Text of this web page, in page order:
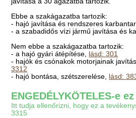
Ebbe a szakágazatba tartozik:
- hajó javítása és rendszeres
- a szabadidős vízi jármű javítása és
Nem ebbe a szakágazatba tartozik:
- a hajó gyári átépítése, lásd: 301
- hajók és csónakok motorjainak
3312
- hajó bontása, szétszerelése, lásd:
ENGEDÉLYKÖTELES-e
Itt tudja ellenőrizni, hogy ez a
3315